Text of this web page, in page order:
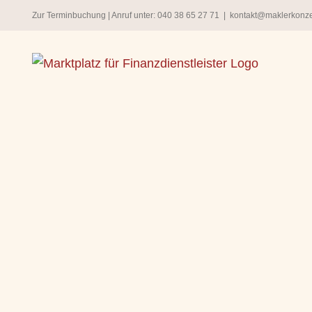
springen
Zur Terminbuchung | Anruf unter: 040 38 65 27 71